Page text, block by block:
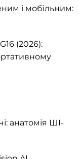
і мобільним:
(2026):
анатомія ШІ-